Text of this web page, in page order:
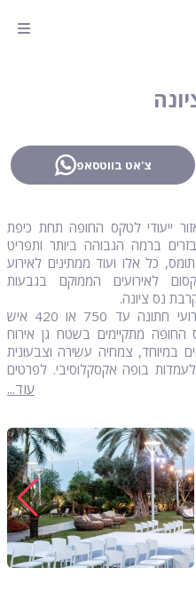
צ'אט בווטסאפ
ייעודי לטקס החופה תחת כיפת
ברמה הגבוהה ביותר ותפריט
כל אלו ועוד ממתינים לאירוע
לאירועים הממוקם בגבעות
נס ציונה.
במתחם, צמד אולמות מודרניים לאירועי חתונה עד 750 או 420 איש
מתקיימים בשטח גן אירוח
במיוחד, צמחיה עשירה וצבעונית
לעמדות בופה אקסקלוסיבי. לפרטים
היום וצוות מקצועי מטעמנו ילווה
עוד...